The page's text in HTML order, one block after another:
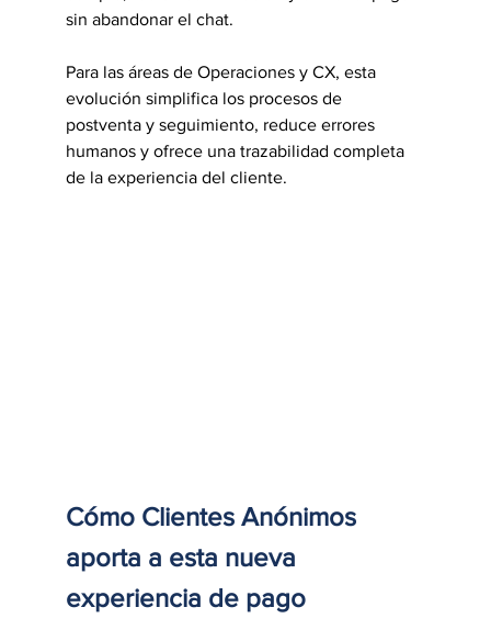
sin abandonar el chat.
Para las áreas de Operaciones y CX, esta
evolución simplifica los procesos de
postventa y seguimiento, reduce errores
humanos y ofrece una trazabilidad completa
de la experiencia del cliente.
Cómo Clientes Anónimos
aporta a esta nueva
experiencia de pago